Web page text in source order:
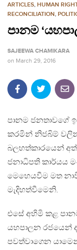
ARTICLES, HUMAN
RECONCILIATION,
පානම
SAJEEWA CHAMIKARA
on March 29, 2016
පානම ජනතාවගේ
කරමින් නිජබිම්
බලහත්කාරයෙන්
ජනාධිපති කාර්යය
මෙහෙයවීම මත
මැදිහත්වීමෙනි.
එසේ අහිමි කළ
යහපාලන රජයෙන්
පවත්වාගෙන